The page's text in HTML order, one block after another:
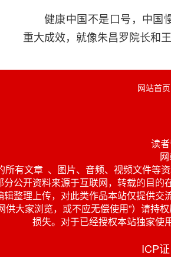
健康中国不是口号，中国
重大成效，就像朱昌罗院长和
网站首页
读
所有文章 、图片、音频、视频文件等
分公开资料来源于互联网，转载的目
辑整理上传，对此类作品本站仅提供
供大家浏览，或不应无偿使用”）请
损失。对于已经授权本站独家使
ICP